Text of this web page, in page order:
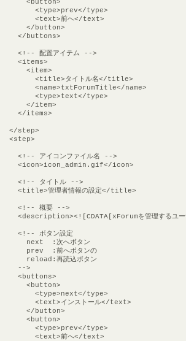
      <button>
        <type>prev</type>
        <text>前へ</text>
      </button>
    </buttons>
    <!-- 配置アイテム -->
    <items>
      <item>
        <title>タイトル名</title>
        <name>txtForumTitle</name>
        <type>text</type>
      </item>
    </items>
  </step>
  <step>
    <!-- アイコンファイル名 -->
    <icon>icon_admin.gif</icon>
    <!-- タイトル -->
    <title>管理者情報の設定</title>
    <!-- 概要 -->
<description><![CDATA[xForumを管理するユー
    <!-- ボタン設定
      next  :次へボタン
      prev  :前へボタンの
      reload:再読込ボタン
    -->
    <buttons>
      <button>
        <type>next</type>
        <text>インストール</text>
      </button>
      <button>
        <type>prev</type>
        <text>前へ</text>